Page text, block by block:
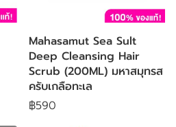
Mahasamut Sea Sult
Deep Cleansing Hair
Scrub (200ML) มหาสมุทรส
ครับเกลือทะเล
฿590